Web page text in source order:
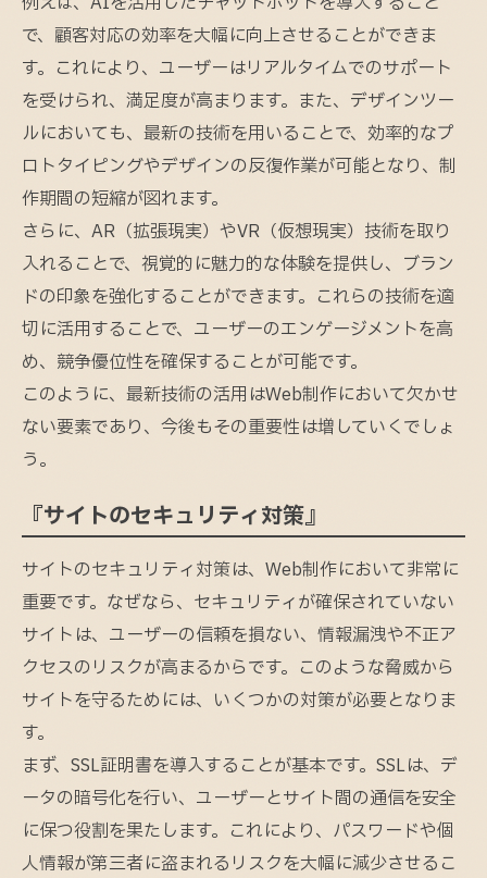
で、顧客対応の効率を大幅に向上させることができま
す。これにより、ユーザーはリアルタイムでのサポート
を受けられ、満足度が高まります。また、デザインツー
ルにおいても、最新の技術を用いることで、効率的なプ
ロトタイピングやデザインの反復作業が可能となり、制
作期間の短縮が図れます。
さらに、AR（拡張現実）やVR（仮想現実）技術を取り
入れることで、視覚的に魅力的な体験を提供し、ブラン
ドの印象を強化することができます。これらの技術を適
切に活用することで、ユーザーのエンゲージメントを高
め、競争優位性を確保することが可能です。
このように、最新技術の活用はWeb制作において欠かせ
ない要素であり、今後もその重要性は増していくでしょ
う。
『サイトのセキュリティ対策』
サイトのセキュリティ対策は、Web制作において非常に
重要です。なぜなら、セキュリティが確保されていない
サイトは、ユーザーの信頼を損ない、情報漏洩や不正ア
クセスのリスクが高まるからです。このような脅威から
サイトを守るためには、いくつかの対策が必要となりま
す。
まず、SSL証明書を導入することが基本です。SSLは、デ
ータの暗号化を行い、ユーザーとサイト間の通信を安全
に保つ役割を果たします。これにより、パスワードや個
人情報が第三者に盗まれるリスクを大幅に減少させるこ